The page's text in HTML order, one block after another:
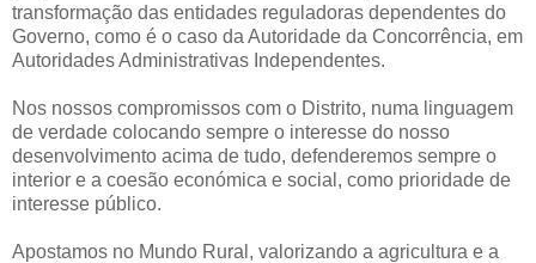
transformação das entidades reguladoras dependentes do
Governo, como é o caso da Autoridade da Concorrência, em
Autoridades Administrativas Independentes.
Nos nossos compromissos com o Distrito, numa linguagem
de verdade colocando sempre o interesse do nosso
desenvolvimento acima de tudo, defenderemos sempre o
interior e a coesão económica e social, como prioridade de
interesse público.
Apostamos no Mundo Rural, valorizando a agricultura e a